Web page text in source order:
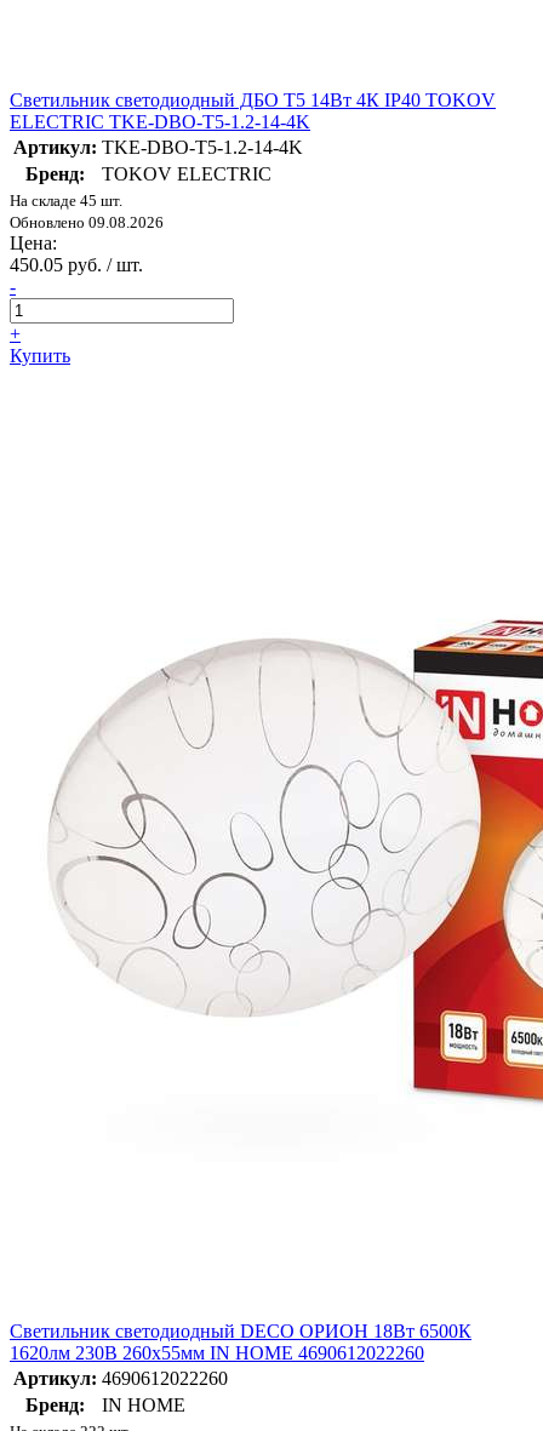
Светильник светодиодный ДБО Т5 14Вт 4К IP40 TOKOV
ELECTRIC TKE-DBO-T5-1.2-14-4K
Артикул: TKE-DBO-T5-1.2-14-4K
Бренд:
TOKOV ELECTRIC
На складе 45 шт.
Обновлено 09.08.2026
Цена:
450.05 руб. / шт.
-
+
Купить
Светильник светодиодный DECO ОРИОН 18Вт 6500К
1620лм 230В 260х55мм IN HOME 4690612022260
Артикул: 4690612022260
Бренд:
IN HOME